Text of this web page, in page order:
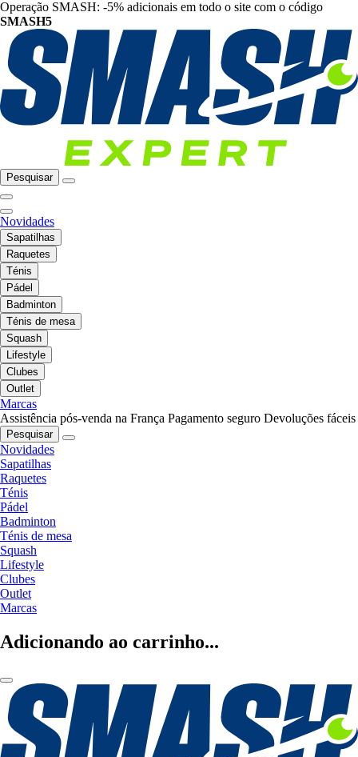
Operação SMASH: -5% adicionais em todo o site com o código
SMASH5
Pesquisar
Novidades
Sapatilhas
Raquetes
Ténis
Pádel
Badminton
Ténis de mesa
Squash
Lifestyle
Clubes
Outlet
Marcas
Assistência pós-venda na França Pagamento seguro Devoluções fáceis
Pesquisar
Novidades
Sapatilhas
Raquetes
Ténis
Pádel
Badminton
Ténis de mesa
Squash
Lifestyle
Clubes
Outlet
Marcas
Adicionando ao carrinho...